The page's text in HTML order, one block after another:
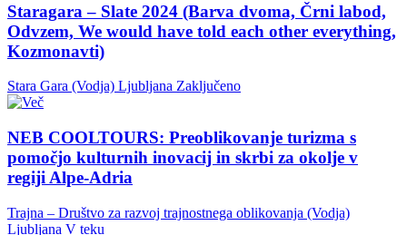
Staragara – Slate 2024 (Barva dvoma, Črni labod,
Odvzem, We would have told each other everything,
Kozmonavti)
Stara Gara (Vodja) Ljubljana Zaključeno
NEB COOLTOURS: Preoblikovanje turizma s
pomočjo kulturnih inovacij in skrbi za okolje v
regiji Alpe-Adria
Trajna – Društvo za razvoj trajnostnega oblikovanja (Vodja)
Ljubljana V teku